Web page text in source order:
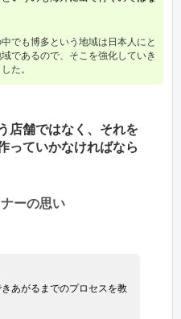
でも博多という地域は日本人にと
であるので、そこを強化していき
た。
店舗ではなく、それを
っていかなければなら
ーの思い
あがるまでのプロセスを教